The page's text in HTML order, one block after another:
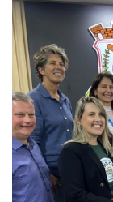
08/08/2026 | 07:00
Teatro Bruno Nitz
BALNEÁRIO